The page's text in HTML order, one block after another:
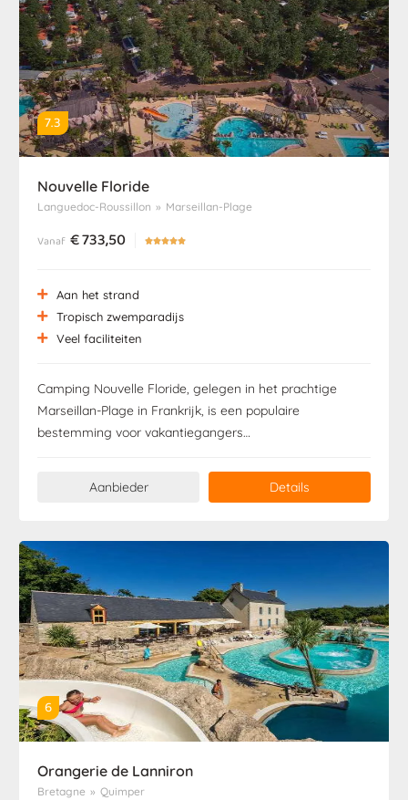
7.3
Nouvelle Floride
Languedoc-Roussillon » Marseillan-Plage
Vanaf €733,50 
Aan het strand
Tropisch zwemparadijs
Veel faciliteiten
Camping Nouvelle Floride, gelegen in het prachtige
Marseillan-Plage in Frankrijk, is een populaire
bestemming voor vakantiegangers…
Aanbieder Details
6
Orangerie de Lanniron
Bretagne » Quimper